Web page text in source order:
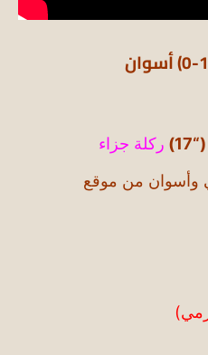
ركلة جزاء
وأسوان من موقع